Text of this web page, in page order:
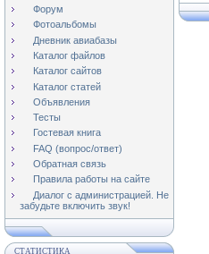
Форум
Фотоальбомы
Дневник авиабазы
Каталог файлов
Каталог сайтов
Каталог статей
Объявления
Тесты
Гостевая книга
FAQ (вопрос/ответ)
Обратная связь
Правила работы на сайте
Диалог с администрацией. Не
забудьте включить звук!
СТАТИСТИКА